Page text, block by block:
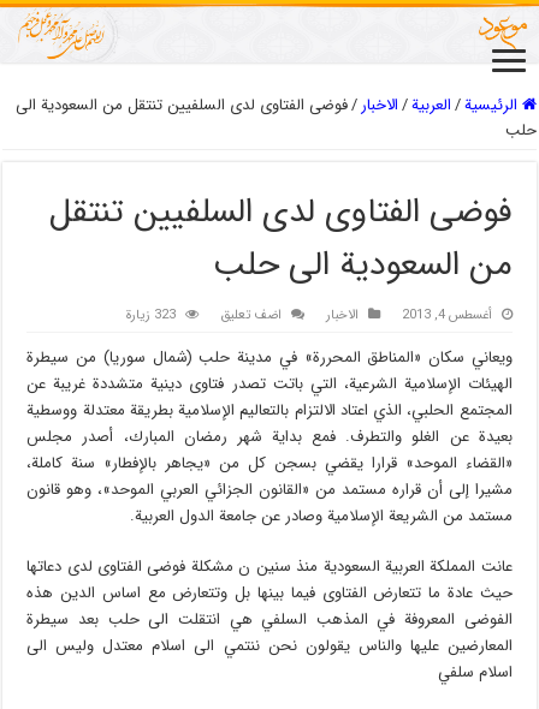
الرئيسية/العربیة/الاخبار/فوضى الفتاوى لدى السلفيين تنتقل من السعودية الى
حلب
فوضى الفتاوى لدى السلفيين تنتقل
من السعودية الى حلب
أغسطس 4, 2013 الاخبار اضف تعليق 323 زيارة
ويعاني سكان «المناطق المحررة» في مدينة حلب (شمال سوريا) من سيطرة
الهيئات الإسلامية الشرعية، التي باتت تصدر فتاوى دينية متشددة غريبة عن
المجتمع الحلبي، الذي اعتاد الالتزام بالتعاليم الإسلامية بطريقة معتدلة ووسطية
بعيدة عن الغلو والتطرف. فمع بداية شهر رمضان المبارك، أصدر مجلس
«القضاء الموحد» قرارا يقضي بسجن كل من «يجاهر بالإفطار» سنة كاملة،
مشيرا إلى أن قراره مستمد من «القانون الجزائي العربي الموحد»، وهو قانون
مستمد من الشريعة الإسلامية وصادر عن جامعة الدول العربية.
عانت المملكة العربية السعودية منذ سنين ن مشكلة فوضى الفتاوى لدى دعاتها
حيث عادة ما تتعارض الفتاوى فيما بينها بل وتتعارض مع اساس الدين هذه
الفوضى المعروفة في المذهب السلفي هي انتقلت الى حلب بعد سيطرة
المعارضين عليها والناس يقولون نحن ننتمي الى اسلام معتدل وليس الى
اسلام سلفي